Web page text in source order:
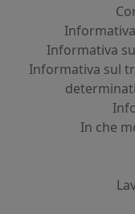
Informativa
Informativa sul
In che